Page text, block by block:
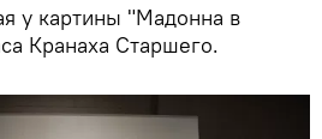
у картины "Мадонна в
Кранаха Старшего.